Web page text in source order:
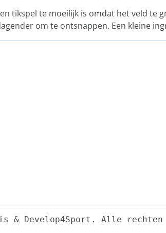
tikspel te moeilijk is omdat het veld te
om te ontsnappen. Een kleine
& Develop4Sport. Alle